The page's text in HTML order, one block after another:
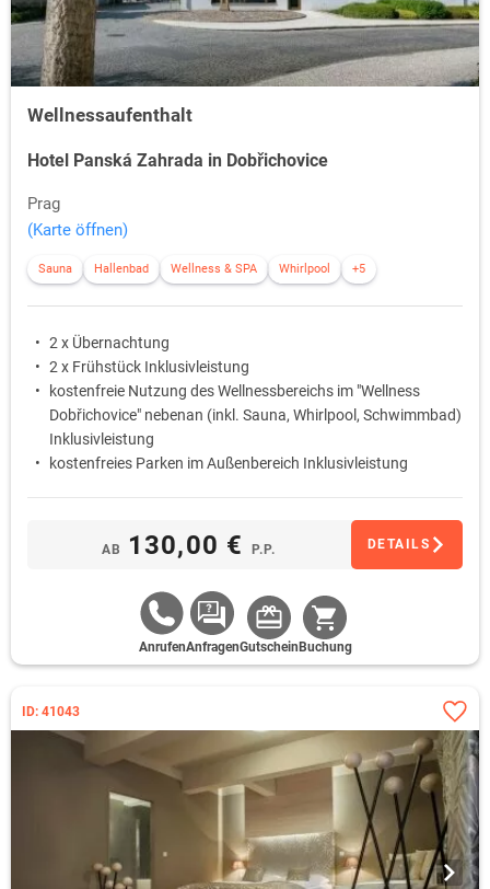
Wellnessaufenthalt
Hotel Panská Zahrada in Dobřichovice
Prag
(Karte öffnen)
Sauna Hallenbad Wellness & SPA Whirlpool +5
2 x Übernachtung
2 x Frühstück Inklusivleistung
kostenfreie Nutzung des Wellnessbereichs im "Wellness
Dobřichovice" nebenan (inkl. Sauna, Whirlpool, Schwimmbad)
Inklusivleistung
kostenfreies Parken im Außenbereich Inklusivleistung
AB 130,00 € P.P. DETAILS
AnrufenAnfragenGutschein Buchung
ID: 41043